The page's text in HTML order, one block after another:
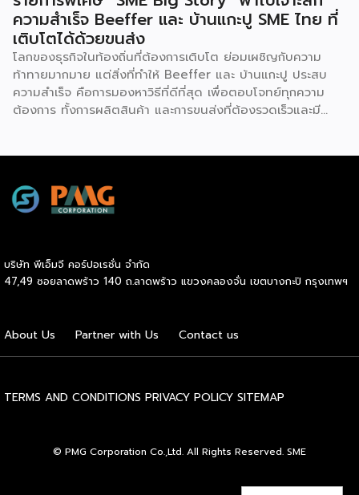
ความสำเร็จ Beeffer และ บ้านแกะปู SME ไทย ที่
เติบโตได้ด้วยขนส่ง
โลกของธุรกิจในท้องถิ่นที่ต้องการเติบโต ย่อมเผชิญกับความ
ท้าทายมากมาย แต่สิ่งที่ทำให้ Beeffer และ บ้านแกะปู ประสบ
ความสำเร็จ คือการมองหาวิธีที่ดีที่สุด เพื่อตอบโจทย์ทุกความ
ต้องการ ทั้งการผลิตสินค้า และการขนส่งที่ต้องรวดเร็วและมี
วัวในจังหวัดระยอง และขยายสู่การเป็นแบรนด์ที่ได้รับความนิยม
ทั่วประเทศ ความสำเร็จของ Beeffer ไม่ได้เกิดขึ้นจากแค่การมี
จังหวัด บ้านแกะปู : ร้านอาหารทะเลในอ่างศิลา กับความสำเร็จ
ที่มาจากความใส่ใจในคุณภาพสินค้า ตอบโจทย์ painpoint ของ
สมบูรณ์แบบ ไม่ว่าจะเป็น Beeffer หรือ บ้านแกะปู สิ่งที่ทั้งสอง
แบรนด์มีเหมือนกันคือการเลือกขนส่งควบคุมอุณหภูมิที่มีความ
ทุกรูปแบบ ไม่ใช่เพียงแค่ขนส่ง แต่ยังเป็นตัวช่วยสำคัญในการ
บริษัท พีเอ็มจี คอร์ปอเรชั่น จำกัด
47,49 ซอยลาดพร้าว 140 ถ.ลาดพร้าว แขวงคลองจั่น เขตบางกะปิ กรุงเทพฯ
About Us Partner with Us Contact us
TERMS AND CONDITIONS PRIVACY POLICY SITEMAP
© PMG Corporation Co.,Ltd. All Rights Reserved. SME